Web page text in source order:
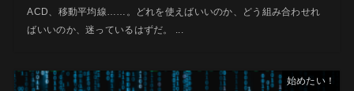
ACD、移動平均線……。どれを使えばいいのか、どう組み合わせれ
ばいいのか、迷っているはずだ。 ...
始めたい！